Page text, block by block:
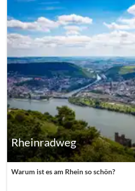
Rheinradweg
Warum ist es am Rhein so schön?